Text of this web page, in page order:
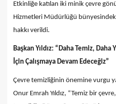
Etkinliğe katılan iki minik çevre
Hizmetleri Müdürlüğü
hakkı verildi.
Başkan Yıldız: “Daha Temiz,
İçin Çalışmaya Devam Edeceğiz”
Çevre temizliğinin önemine vurgu
Onur Emrah Yıldız, “Temiz bir